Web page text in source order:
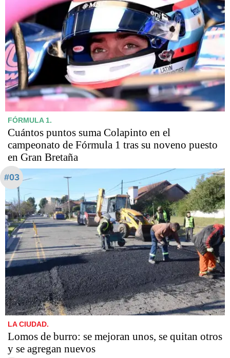
FÓRMULA 1.
Cuántos puntos suma Colapinto en el
campeonato de Fórmula 1 tras su noveno puesto
en Gran Bretaña
#03
LA CIUDAD.
Lomos de burro: se mejoran unos, se quitan otros
y se agregan nuevos